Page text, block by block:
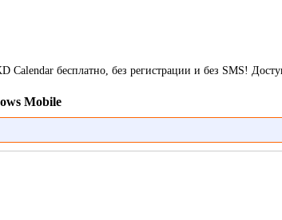
бесплатно, без регистрации и без SMS!
Mobile